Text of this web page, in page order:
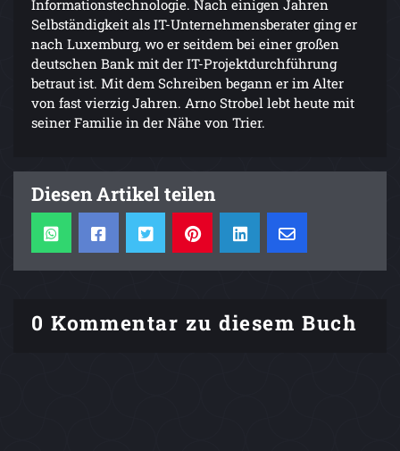
Informationstechnologie. Nach einigen Jahren
Selbständigkeit als IT-Unternehmensberater ging er
nach Luxemburg, wo er seitdem bei einer großen
deutschen Bank mit der IT-Projektdurchführung
betraut ist. Mit dem Schreiben begann er im Alter
von fast vierzig Jahren. Arno Strobel lebt heute mit
seiner Familie in der Nähe von Trier.
Diesen Artikel teilen
0 Kommentar zu diesem Buch